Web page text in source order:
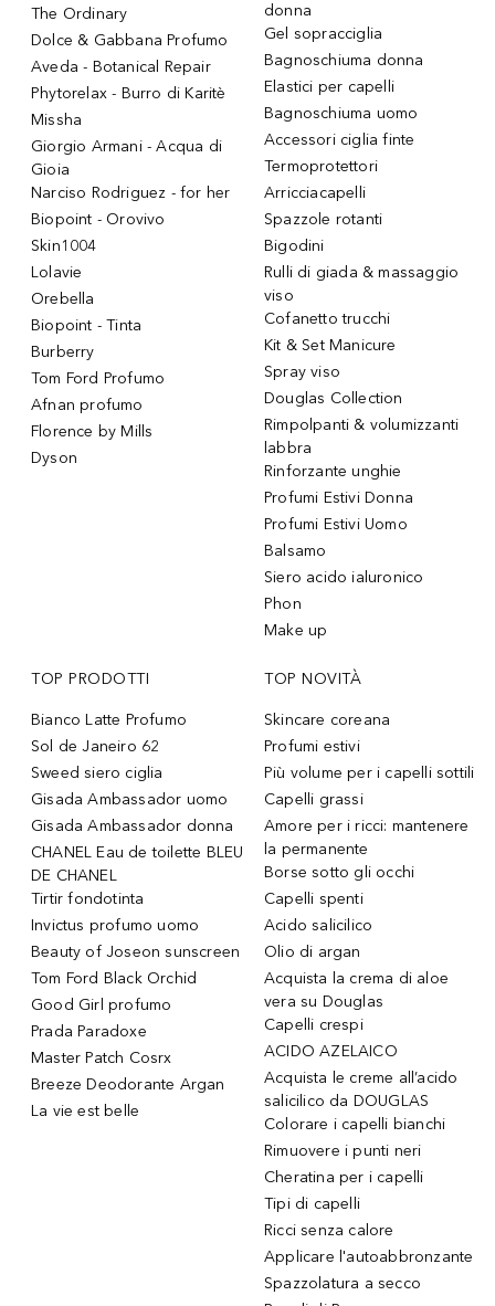
The Ordinary
Dolce & Gabbana Profumo
Aveda - Botanical Repair
Phytorelax - Burro di Karitè
Missha
Giorgio Armani - Acqua di
Gioia
Narciso Rodriguez - for her
Biopoint - Orovivo
Skin1004
Lolavie
Orebella
Biopoint - Tinta
Burberry
Tom Ford Profumo
Afnan profumo
Florence by Mills
Dyson
donna
Gel sopracciglia
Bagnoschiuma donna
Elastici per capelli
Bagnoschiuma uomo
Accessori ciglia finte
Termoprotettori
Arricciacapelli
Spazzole rotanti
Bigodini
Rulli di giada & massaggio
viso
Cofanetto trucchi
Kit & Set Manicure
Spray viso
Douglas Collection
Rimpolpanti & volumizzanti
labbra
Rinforzante unghie
Profumi Estivi Donna
Profumi Estivi Uomo
Balsamo
Siero acido ialuronico
Phon
Make up
TOP PRODOTTI
Bianco Latte Profumo
Sol de Janeiro 62
Sweed siero ciglia
Gisada Ambassador uomo
Gisada Ambassador donna
CHANEL Eau de toilette BLEU
DE CHANEL
Tirtir fondotinta
Invictus profumo uomo
Beauty of Joseon sunscreen
Tom Ford Black Orchid
Good Girl profumo
Prada Paradoxe
Master Patch Cosrx
Breeze Deodorante Argan
La vie est belle
TOP NOVITÀ
Skincare coreana
Profumi estivi
Più volume per i capelli sottili
Capelli grassi
Amore per i ricci: mantenere
la permanente
Borse sotto gli occhi
Capelli spenti
Acido salicilico
Olio di argan
Acquista la crema di aloe
vera su Douglas
Capelli crespi
ACIDO AZELAICO
Acquista le creme all’acido
salicilico da DOUGLAS
Colorare i capelli bianchi
Rimuovere i punti neri
Cheratina per i capelli
Tipi di capelli
Ricci senza calore
Applicare l'autoabbronzante
Spazzolatura a secco